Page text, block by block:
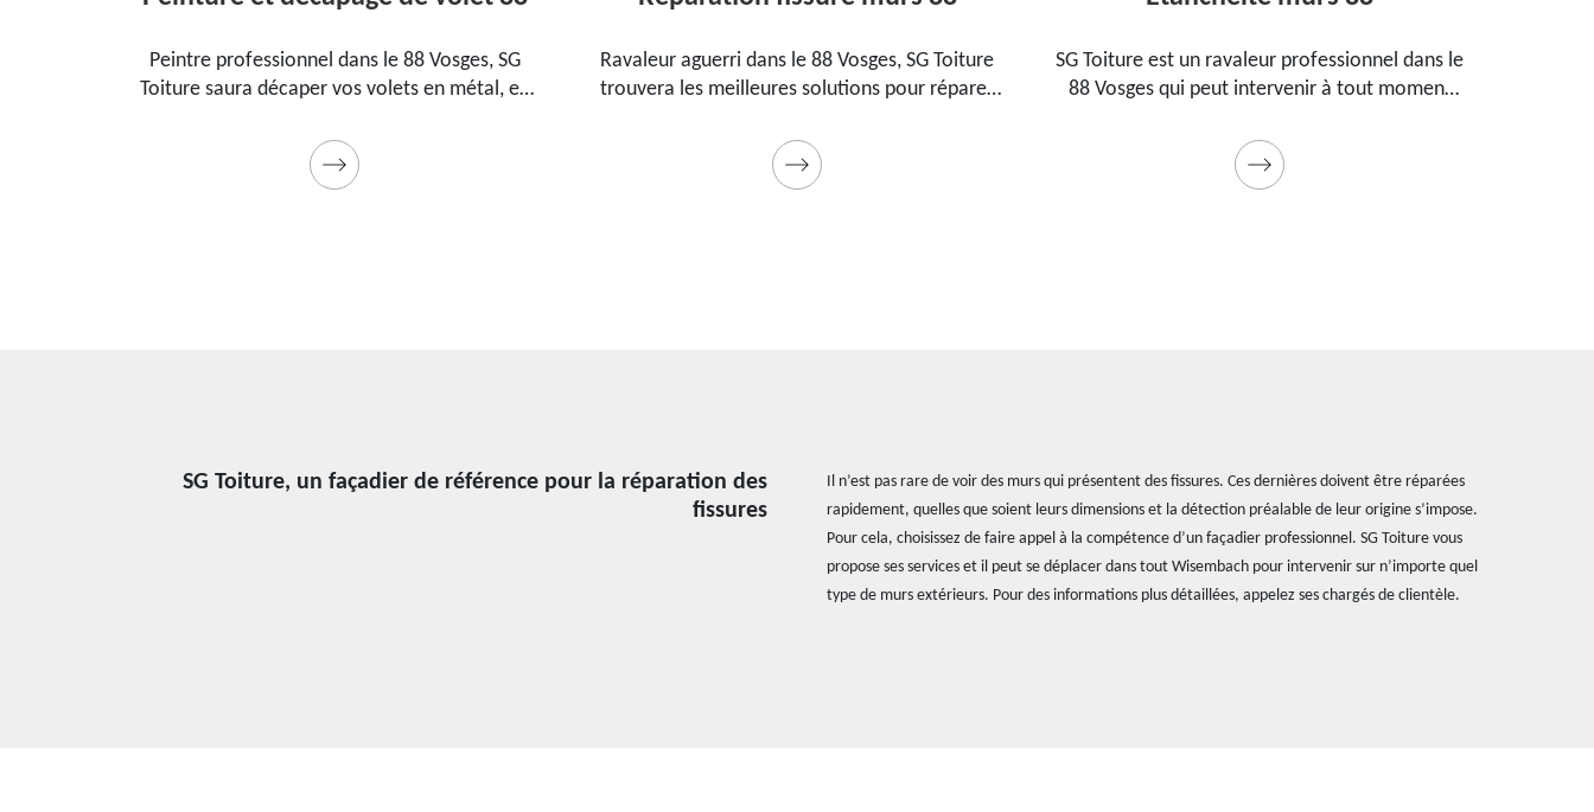
Peintre professionnel dans le 88 Vosges, SG
Toiture saura décaper vos volets en métal, en
Utilise des produits et des peintures de qualité.
Devis détaillé offert
Ravaleur aguerri dans le 88 Vosges, SG Toiture
trouvera les meilleures solutions pour réparer
qualité et des matériels professionnels. Travaux
garantis décennaux
SG Toiture est un ravaleur professionnel dans le
88 Vosges qui peut intervenir à tout moment
pas cher pour ce faire
Peintre aguerri
SG Toiture, un façadier de référence pour la réparation des
fissures
Il n’est pas rare de voir des murs qui présentent des fissures. Ces dernières doivent être réparées
rapidement, quelles que soient leurs dimensions et la détection préalable de leur origine s’impose.
Pour cela, choisissez de faire appel à la compétence d’un façadier professionnel. SG Toiture vous
propose ses services et il peut se déplacer dans tout Wisembach pour intervenir sur n’importe quel
type de murs extérieurs. Pour des informations plus détaillées, appelez ses chargés de clientèle.